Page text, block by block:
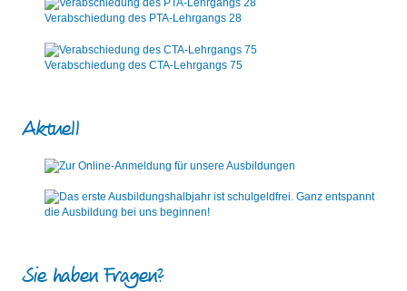
Verabschiedung des PTA-Lehrgangs 28
Verabschiedung des CTA-Lehrgangs 75
Aktuell
Sie haben Fragen?